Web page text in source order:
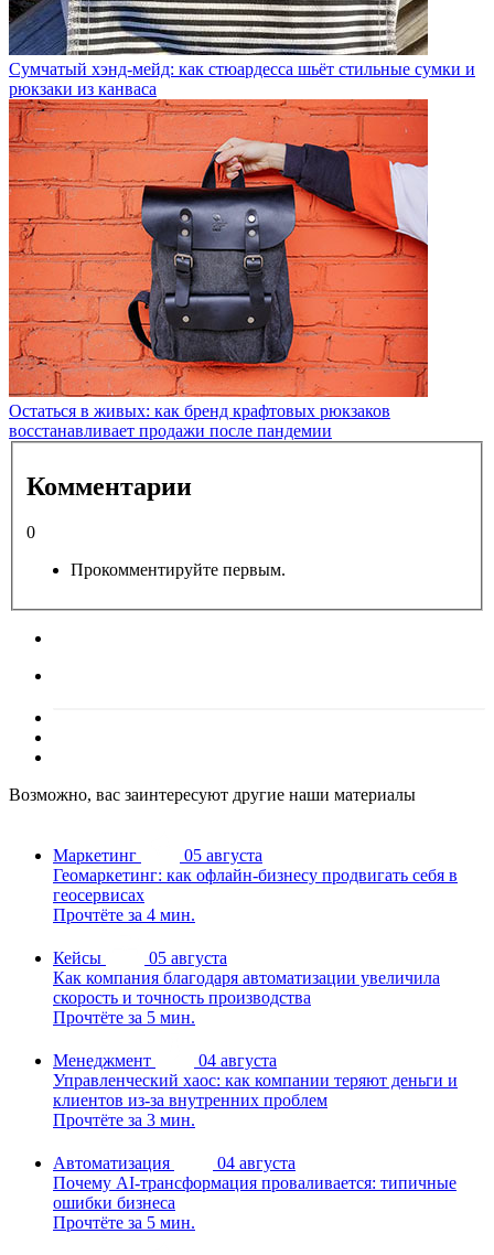
Сумчатый хэнд-мейд: как стюардесса шьёт стильные сумки и
рюкзаки из канваса
Остаться в живых: как бренд крафтовых рюкзаков
восстанавливает продажи после пандемии
Комментарии
0
Прокомментируйте первым.
Возможно, вас заинтересуют другие наши материалы
Маркетинг
05 августа
Геомаркетинг: как офлайн-бизнесу продвигать себя в
геосервисах
Прочтёте за 4 мин.
Кейсы
05 августа
Как компания благодаря автоматизации увеличила
скорость и точность производства
Прочтёте за 5 мин.
Менеджмент
04 августа
Управленческий хаос: как компании теряют деньги и
клиентов из-за внутренних проблем
Прочтёте за 3 мин.
Автоматизация
04 августа
Почему AI-трансформация проваливается: типичные
ошибки бизнеса
Прочтёте за 5 мин.